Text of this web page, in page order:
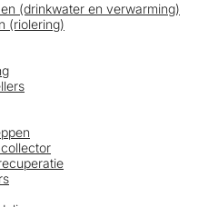
(drinkwater en verwarming)
(riolering)